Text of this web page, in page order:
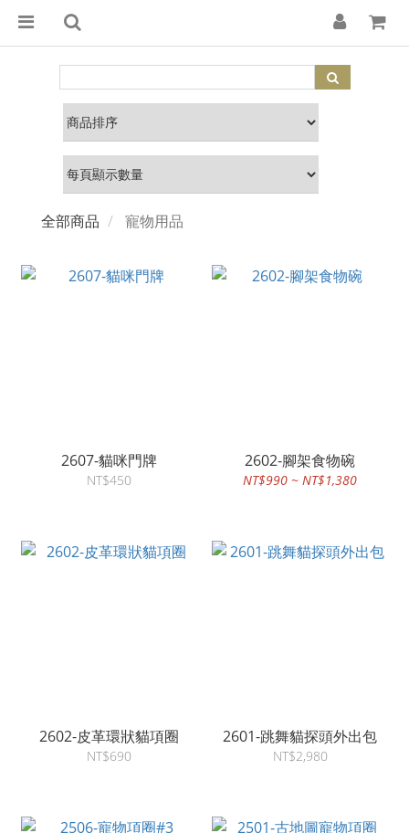
全部商品 寵物用品
2607-貓咪門牌
NT$450
2602-腳架食物碗
NT$990 ~ NT$1,380
2602-皮革環狀貓項圈
NT$690
2601-跳舞貓探頭外出包
NT$2,980